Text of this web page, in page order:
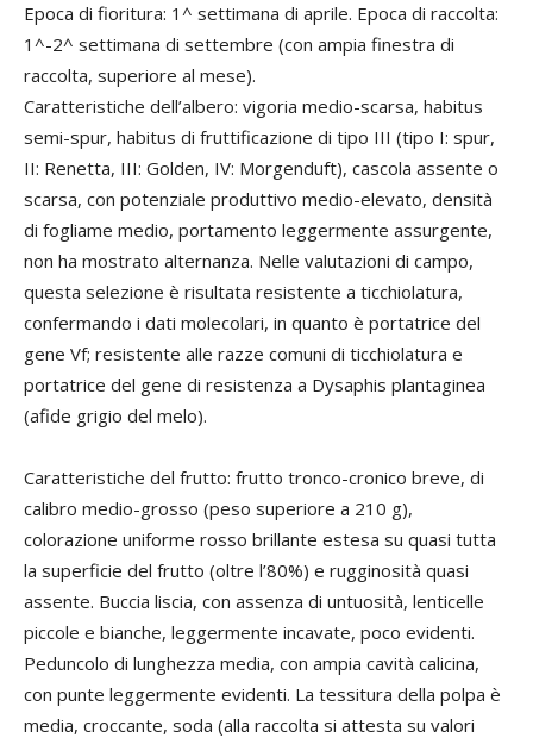
Epoca di fioritura: 1^ settimana di aprile. Epoca di raccolta:
1^-2^ settimana di settembre (con ampia finestra di
raccolta, superiore al mese).
Caratteristiche dell’albero: vigoria medio-scarsa, habitus
semi-spur, habitus di fruttificazione di tipo III (tipo I: spur,
II: Renetta, III: Golden, IV: Morgenduft), cascola assente o
scarsa, con potenziale produttivo medio-elevato, densità
di fogliame medio, portamento leggermente assurgente,
non ha mostrato alternanza. Nelle valutazioni di campo,
questa selezione è risultata resistente a ticchiolatura,
confermando i dati molecolari, in quanto è portatrice del
gene Vf; resistente alle razze comuni di ticchiolatura e
portatrice del gene di resistenza a Dysaphis plantaginea
(afide grigio del melo).
Caratteristiche del frutto: frutto tronco-cronico breve, di
calibro medio-grosso (peso superiore a 210 g),
colorazione uniforme rosso brillante estesa su quasi tutta
la superficie del frutto (oltre l’80%) e rugginosità quasi
assente. Buccia liscia, con assenza di untuosità, lenticelle
piccole e bianche, leggermente incavate, poco evidenti.
Peduncolo di lunghezza media, con ampia cavità calicina,
con punte leggermente evidenti. La tessitura della polpa è
media, croccante, soda (alla raccolta si attesta su valori